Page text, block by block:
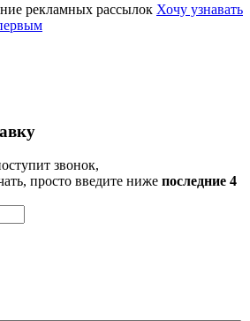
рекламных рассылок Хочу узнавать
звонок,
просто введите ниже последние 4